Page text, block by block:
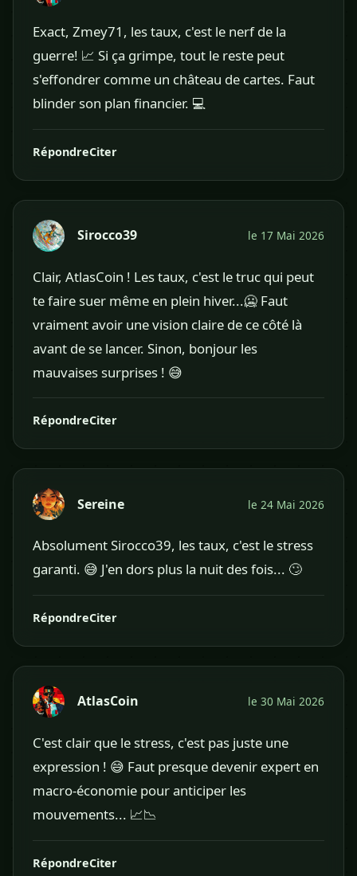
Exact, Zmey71, les taux, c'est le nerf de la
guerre! 📈 Si ça grimpe, tout le reste peut
s'effondrer comme un château de cartes. Faut
blinder son plan financier. 💻
RépondreCiter
Sirocco39 le 17 Mai 2026
Clair, AtlasCoin ! Les taux, c'est le truc qui peut
te faire suer même en plein hiver...🥶 Faut
vraiment avoir une vision claire de ce côté là
avant de se lancer. Sinon, bonjour les
mauvaises surprises ! 😅
RépondreCiter
Sereine le 24 Mai 2026
Absolument Sirocco39, les taux, c'est le stress
garanti. 😅 J'en dors plus la nuit des fois... 🙄
RépondreCiter
AtlasCoin le 30 Mai 2026
C'est clair que le stress, c'est pas juste une
expression ! 😅 Faut presque devenir expert en
macro-économie pour anticiper les
mouvements... 📈📉
RépondreCiter